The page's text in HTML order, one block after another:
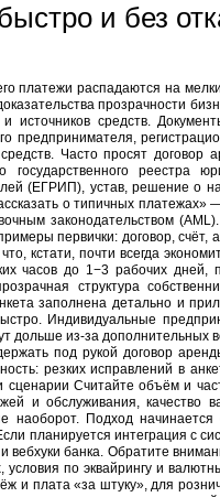
и без
платежи распадаются на
прозрачности
источников средств.
предпринимателя,
Часто просят договор
государственного реестра
(ЕГРИП), устав, решение о
о типичных платежах»
законодательством
первички: договор, счёт,
кстати, почти всегда
часов до 1−3 рабочих дней,
структура
заполнена детально и
Индивидуальные
дольше из‑за дополнительных
под рукой договор
резких исправлений в
Считайте объём и
и обслуживания, качество
Подход начинается
планируется интеграция с
вебхуки банка. Обратите
по эквайрингу и
и плата «за штуку», для